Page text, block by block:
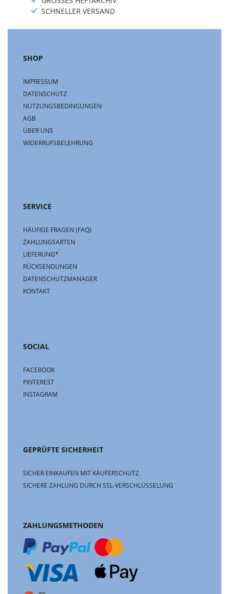
SCHNELLER VERSAND
SHOP
IMPRESSUM
DATENSCHUTZ
NUTZUNGSBEDINGUNGEN
AGB
ÜBER UNS
WIDERRUFSBELEHRUNG
SERVICE
HÄUFIGE FRAGEN (FAQ)
ZAHLUNGSARTEN
LIEFERUNG*
RÜCKSENDUNGEN
DATENSCHUTZMANAGER
KONTAKT
SOCIAL
FACEBOOK
PINTEREST
INSTAGRAM
GEPRÜFTE SICHERHEIT
SICHER EINKAUFEN MIT KÄUFERSCHUTZ
SICHERE ZAHLUNG DURCH SSL-VERSCHLÜSSELUNG
ZAHLUNGSMETHODEN